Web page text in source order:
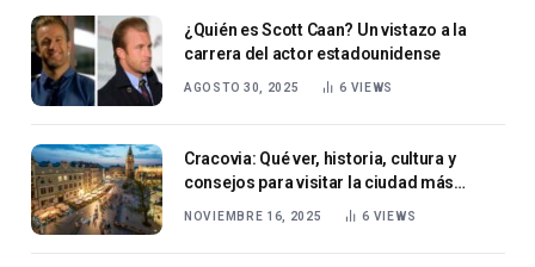
¿Quién es Scott Caan? Un vistazo a la
carrera del actor estadounidense
AGOSTO 30, 2025 6 VIEWS
Cracovia: Qué ver, historia, cultura y
consejos para visitar la ciudad más
encantadora de Polonia
NOVIEMBRE 16, 2025 6 VIEWS